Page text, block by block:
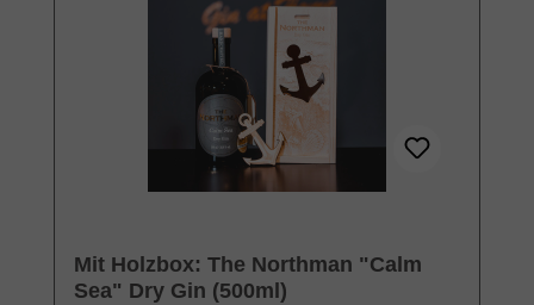
Mit Holzbox: The Northman "Calm
Sea" Dry Gin (500ml)